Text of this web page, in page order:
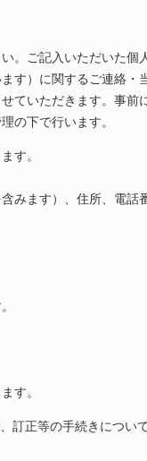
。ご記入いただいた個
す）に関するご連絡・
ていただきます。事前
の下で行います。
す。
みます）、住所、電話
す。
訂正等の手続きについ